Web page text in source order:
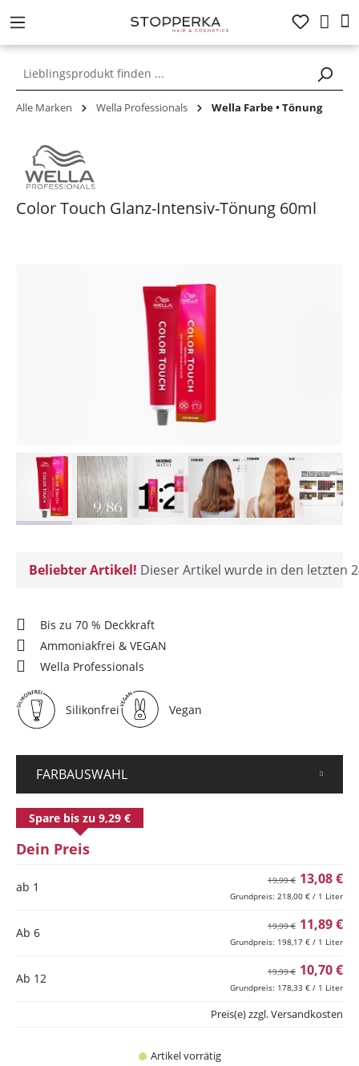
springen
Alle Marken Wella Professionals Wella Farbe • Tönung
Color Touch Glanz-Intensiv-Tönung 60ml
Beliebter Artikel! Dieser Artikel wurde in den letzten
Bis zu 70 % Deckkraft
Ammoniakfrei & VEGAN
Wella Professionals
Silikonfrei Vegan
FARBAUSWAHL
Spare bis zu 9,29 €
Dein Preis
ab 1 13,08 €
19,99 €
Grundpreis: 218,00 € / 1 Liter
Ab 6 11,89 €
19,99 €
Grundpreis: 198,17 € / 1 Liter
Ab 12 10,70 €
19,99 €
Grundpreis: 178,33 € / 1 Liter
Artikel vorrätig
Preis(e) zzgl. Versandkosten